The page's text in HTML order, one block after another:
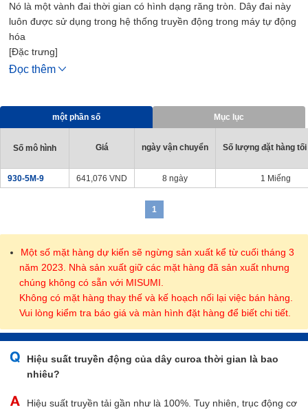
Nó là một vành đai thời gian có hình dạng răng tròn. Dây đai này
luôn được sử dụng trong hệ thống truyền động trong máy tự động
hóa
[Đặc trưng]
• Hình dạng dây đai: Đầu kín
• Chiều rộng dây đai: 9, 15 và 25 mm.
• Chiều dài chu vi ngắn nhất/dài nhất: 175 mm. và 2350 mm.
• Vật Liệu:
Dây lõi: Sợi thủy tinh
[Các ứng dụng]
Thích hợp để sử dụng với ròng rọc định thời trong hệ thống truyền
Đọc thêm
một phần số Mục lục
Số mô hình Giá ngày vận chuyển Số lượng đặt hàng
930-5M-9 641,076 VND 8 ngày 1 Miếng
1
Một số mặt hàng dự kiến sẽ ngừng sản xuất kể từ cuối tháng 3
năm 2023. Nhà sản xuất giữ các mặt hàng đã sản xuất nhưng
chúng không có sẵn với MISUMI.
Không có mặt hàng thay thế và kế hoạch nối lại việc bán hàng.
Vui lòng kiểm tra báo giá và màn hình đặt hàng để biết chi tiết.
Hiệu suất truyền động của dây curoa thời gian là bao
nhiêu?
Hiệu suất truyền tải gần như là 100%. Tuy nhiên, trục động cơ